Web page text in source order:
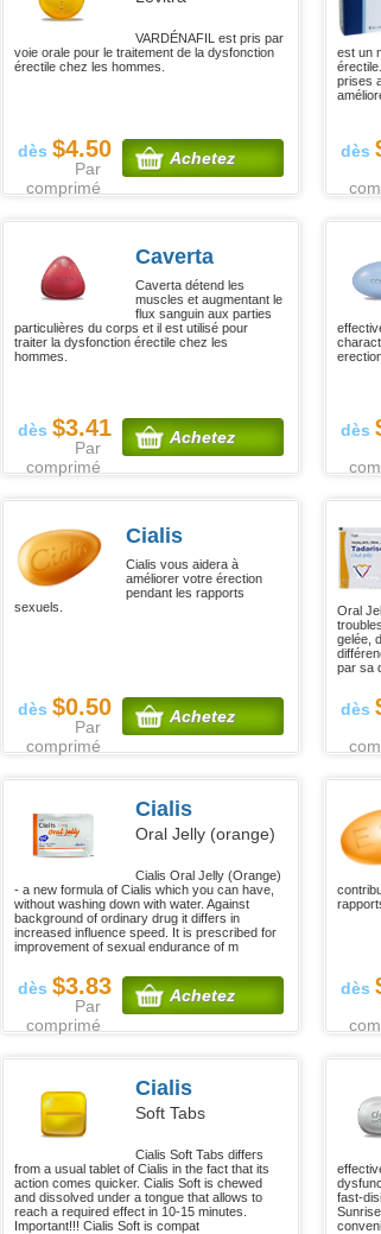
VARDÉNAFIL est pris par
voie orale pour le traitement de la dysfonction
érectile chez les hommes.
dès $4.50
Par
comprimé
Achetez
est un
prises
dès
Caverta
Caverta détend les
muscles et augmentant le
flux sanguin aux parties
particulières du corps et il est utilisé pour
traiter la dysfonction érectile chez les
hommes.
dès $3.41
Par
comprimé
Achetez dès
Cialis
Cialis vous aidera à
améliorer votre érection
pendant les rapports
sexuels.
dès $0.50
Par
comprimé
Achetez
Oral
gelée,
par sa
dès
Cialis
Oral Jelly (orange)
Cialis Oral Jelly (Orange)
- a new formula of Cialis which you can have,
without washing down with water. Against
background of ordinary drug it differs in
increased influence speed. It is prescribed for
improvement of sexual endurance of m
dès $3.83
Par
comprimé
Achetez dès
Cialis
Soft Tabs
Cialis Soft Tabs differs
from a usual tablet of Cialis in the fact that its
action comes quicker. Cialis Soft is chewed
and dissolved under a tongue that allows to
reach a required effect in 10-15 minutes.
Important!!! Cialis Soft is compat
fast-